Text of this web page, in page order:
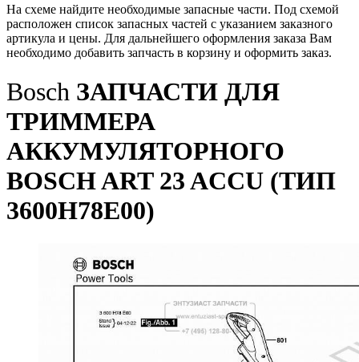
На схеме найдите необходимые запасные части. Под схемой
расположен список запасных частей с указанием заказного
артикула и цены. Для дальнейшего оформления заказа Вам
необходимо добавить запчасть в корзину и оформить заказ.
Bosch ЗАПЧАСТИ ДЛЯ
ТРИММЕРА
АККУМУЛЯТОРНОГО
BOSCH ART 23 ACCU (ТИП
3600H78E00)